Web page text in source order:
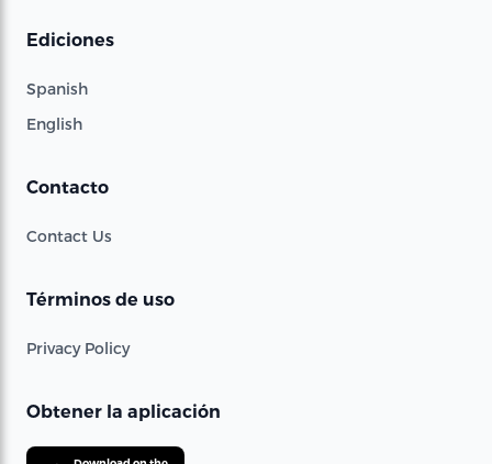
Ediciones
Spanish
English
Contacto
Contact Us
Términos de uso
Privacy Policy
Obtener la aplicación